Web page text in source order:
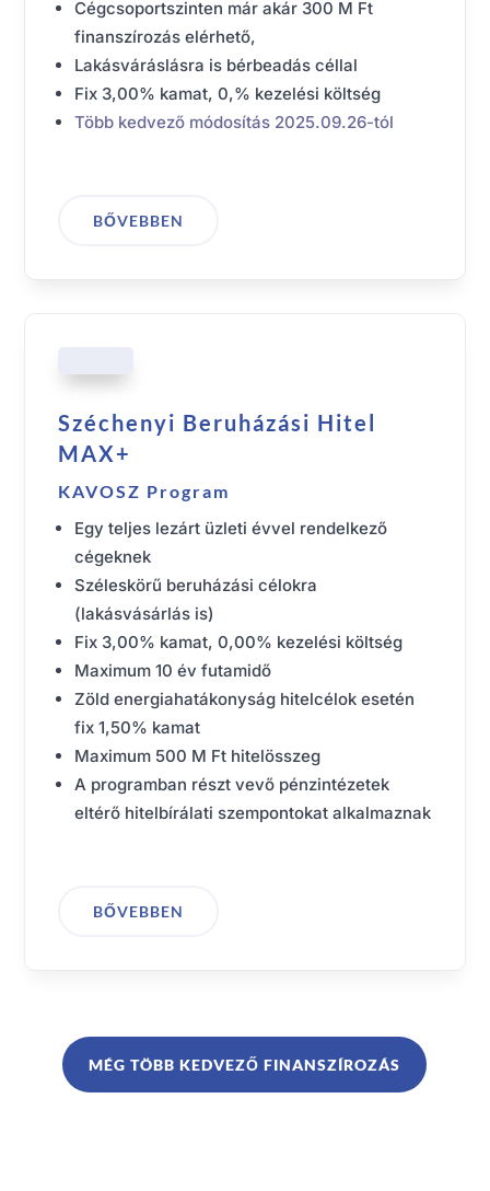
Cégcsoportszinten már akár 300 M Ft
finanszírozás elérhető,
Lakásváráslásra is bérbeadás céllal
Fix 3,00% kamat, 0,% kezelési költség
Több kedvező módosítás 2025.09.26-tól
BŐVEBBEN
Széchenyi Beruházási Hitel
MAX+
KAVOSZ Program
Egy teljes lezárt üzleti évvel rendelkező
cégeknek
Széleskörű beruházási célokra
(lakásvásárlás is)
Fix 3,00% kamat, 0,00% kezelési költség
Maximum 10 év futamidő
Zöld energiahatákonyság hitelcélok esetén
fix 1,50% kamat
Maximum 500 M Ft hitelösszeg
A programban részt vevő pénzintézetek
eltérő hitelbírálati szempontokat alkalmaznak
BŐVEBBEN
MÉG TÖBB KEDVEZŐ FINANSZÍROZÁS